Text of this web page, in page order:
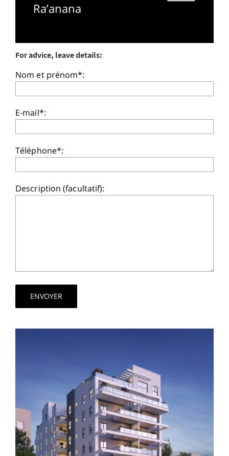
Ra’anana
For advice, leave details:
Nom et prénom*:
E-mail*:
Téléphone*:
Description (facultatif):